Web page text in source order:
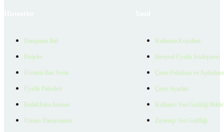
Danışman Bul
Projeler
Ücretsiz İlan Verin
Üyelik Paketleri
EmlakZeka Asistan
Uzman Danışmanlar
Kullanım Koşulları
Bireysel Üyelik Sözleşmesi
Çerez Politikası ve
Çerez Ayarları
Kullanıcı Veri Gizliliği
Ziyaretçi Veri Gizliliği